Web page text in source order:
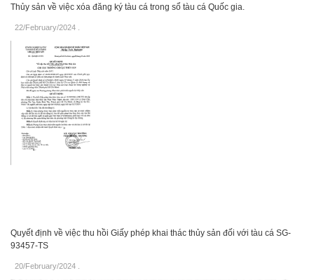
Thủy sản về việc xóa đăng ký tàu cá trong sổ tàu cá Quốc gia.
22/February/2024
Quyết định về việc thu hồi Giấy phép khai thác thủy sản đối với tàu cá SG-
93457-TS
20/February/2024